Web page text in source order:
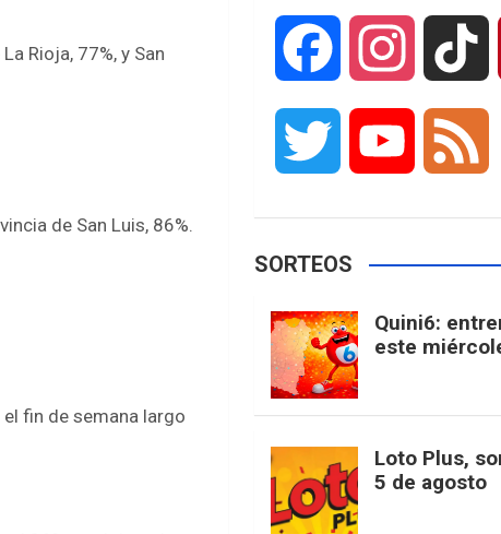
Rioja, 77%, y San
de San Luis, 86%.
fin de semana largo
a
b
o
k
n
a
i
t
t
e
u
b
e
d
SORTEOS
Quini6:
este
Loto Plus,
5 de agosto